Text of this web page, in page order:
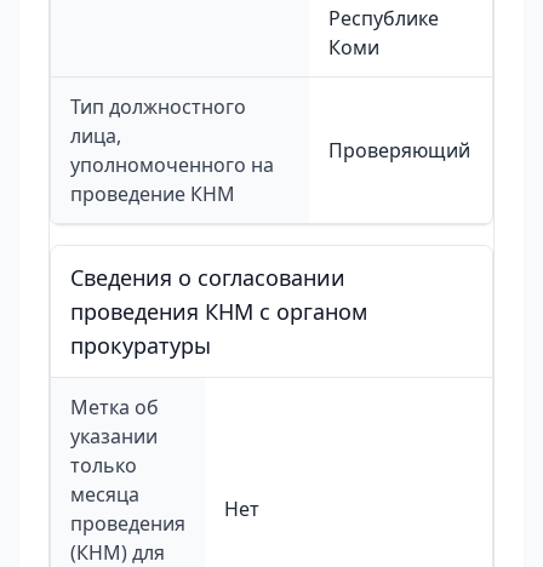
Республике
Коми
Тип должностного
лица,
уполномоченного на
проведение КНМ
Проверяющий
Сведения о согласовании
проведения КНМ с органом
прокуратуры
Метка об
указании
только
месяца
проведения
(КНМ) для
Нет